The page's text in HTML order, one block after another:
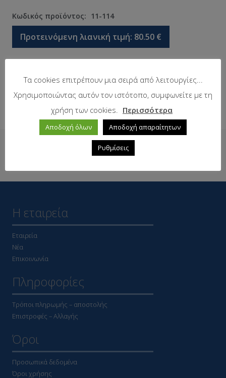
Κωδικός προϊόντος: 11-114
Προτεινόμενη λιανική τιμή: 80.50 €
Η εταιρεία
Εταιρεία
Νέα
Επικοινωνία
Πληροφορίες
Τρόποι πληρωμής – αποστολής
Επιστροφές – Αλλαγής
Όροι
Προσωπικά δεδομένα
Όροι χρήσης
Τα cookies επιτρέπουν μια σειρά από λειτουργίες...
Χρησιμοποιώντας αυτόν τον ιστότοπο, συμφωνείτε με τη
χρήση των cookies.
Περισσότερα
Αποδοχή όλων Αποδοχή απαραίτητων
Ρυθμίσεις